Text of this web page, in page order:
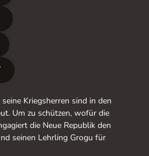
Kriegsherren sind in den
Um zu schützen, wofür die
die Neue Republik den
seinen Lehrling Grogu für